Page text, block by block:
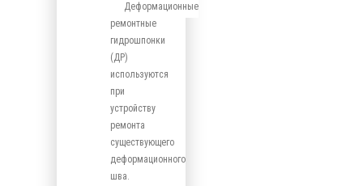
Деформационные
ремонтные
гидрошпонки
(ДР)
используются
при
устройству
ремонта
существующего
деформационного
шва.